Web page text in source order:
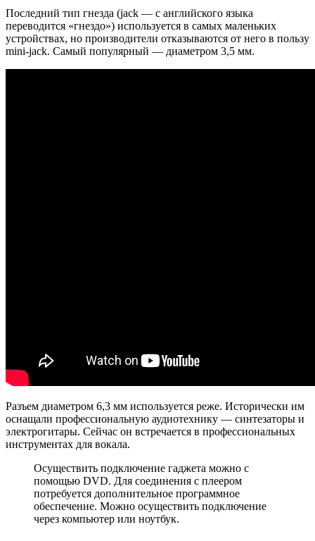
Последний тип гнезда (jack — с английского языка
переводится «гнездо») используется в самых маленьких
устройствах, но производители отказываются от него в пользу
mini-jack. Самый популярный — диаметром 3,5 мм.
Разъем диаметром 6,3 мм используется реже. Исторически им
оснащали профессиональную аудиотехнику — синтезаторы и
электрогитары. Сейчас он встречается в профессиональных
инструментах для вокала.
Осуществить подключение гаджета можно с
помощью DVD. Для соединения с плеером
потребуется дополнительное программное
обеспечение. Можно осуществить подключение
через компьютер или ноутбук.